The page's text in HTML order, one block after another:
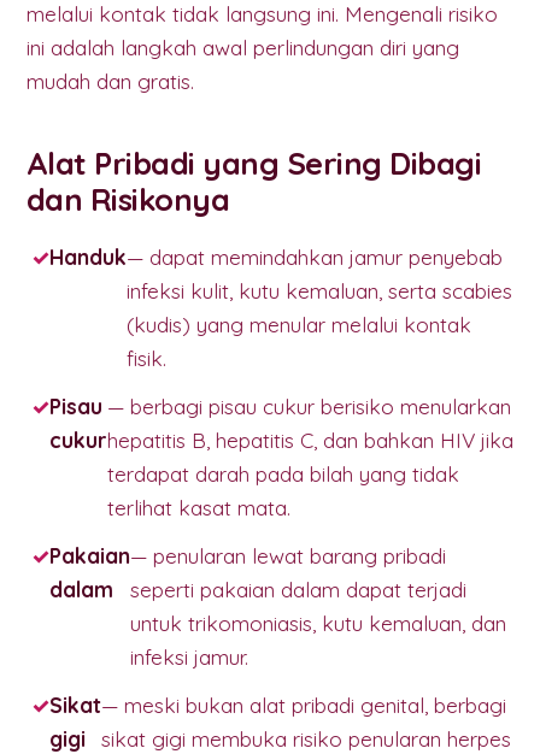
melalui kontak tidak langsung ini. Mengenali risiko
ini adalah langkah awal perlindungan diri yang
mudah dan gratis.
Alat Pribadi yang Sering Dibagi
dan Risikonya
Handuk— dapat memindahkan jamur penyebab
infeksi kulit, kutu kemaluan, serta scabies
(kudis) yang menular melalui kontak
fisik.
Pisau
cukur
— berbagi pisau cukur berisiko menularkan
hepatitis B, hepatitis C, dan bahkan HIV jika
terdapat darah pada bilah yang tidak
terlihat kasat mata.
Pakaian
dalam
— penularan lewat barang pribadi
seperti pakaian dalam dapat terjadi
untuk trikomoniasis, kutu kemaluan, dan
infeksi jamur.
Sikat
gigi
— meski bukan alat pribadi genital, berbagi
sikat gigi membuka risiko penularan herpes